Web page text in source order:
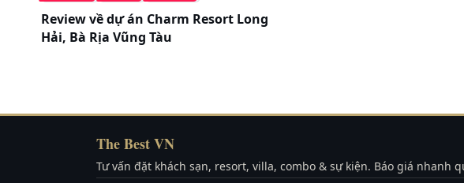
️ /
Review về dự án Charm Resort Long
Hải, Bà Rịa Vũng Tàu
The Best VN
Tư vấn đặt khách sạn, resort, villa, combo & sự kiện. Báo giá nhanh